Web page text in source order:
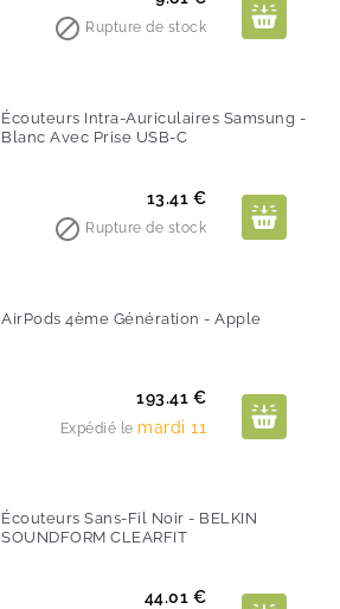
 Rupture de stock
Écouteurs Intra-Auriculaires Samsung -
Blanc Avec Prise USB-C
Prix
13.41 €
 Rupture de stock
AirPods 4ème Génération - Apple
Prix
193.41 €
Expédié le mardi 11
Écouteurs Sans-Fil Noir - BELKIN
SOUNDFORM CLEARFIT
Prix
44.01 €